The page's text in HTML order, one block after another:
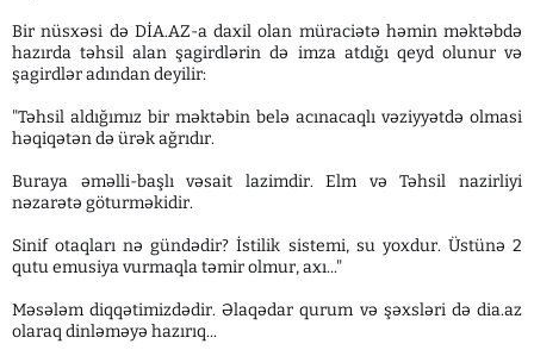
Bir nüsxəsi də DİA.AZ-a daxil olan müraciətə həmin məktəbdə
hazırda təhsil alan şagirdlərin də imza atdığı qeyd olunur və
şagirdlər adından deyilir:
"Təhsil aldığımız bir məktəbin belə acınacaqlı vəziyyətdə olmasi
həqiqətən də ürək ağrıdır.
Buraya əməlli-başlı vəsait lazimdir. Elm və Təhsil nazirliyi
nəzarətə göturməkidir.
Sinif otaqları nə gündədir? İstilik sistemi, su yoxdur. Üstünə 2
qutu emusiya vurmaqla təmir olmur, axı..."
Məsələm diqqətimizdədir. Əlaqədar qurum və şəxsləri də dia.az
olaraq dinləməyə hazırıq...